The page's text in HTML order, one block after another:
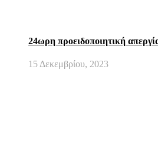
24ωρη προειδοποιητική
15 Δεκεμβρίου, 2023